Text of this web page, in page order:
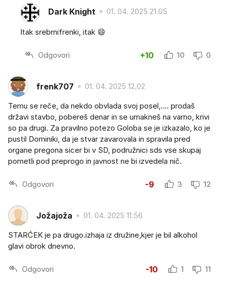
Dark Knight 01. 04. 2025 21.05
Itak srebrnifrenki, itak 😄
Odgovori +10 10 0
frenk707 01. 04. 2025 12.02
Temu se reče, da nekdo obvlada svoj posel,.... prodaš
državi stavbo, pobereš denar in se umakneš na varno, krivi
so pa drugi. Za pravilno potezo Goloba se je izkazalo, ko je
pustil Dominiki, da je stvar zavarovala in spravila pred
organe pregona sicer bi v SD, podružnici sds vse skupaj
pometli pod preprogo in javnost ne bi izvedela nič.
Odgovori -9 3 12
Jožajoža 01. 04. 2025 11.56
STARĆEK je pa drugo.izhaja iz družine,kjer je bil alkohol
glavi obrok dnevno.
Odgovori -10 1 11